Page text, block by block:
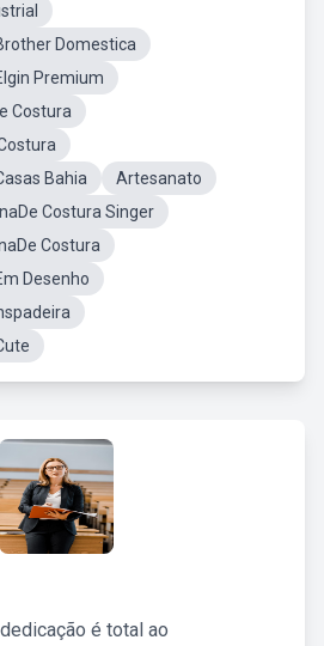
Domestica
Premium
Costura
Bahia
Artesanato
Costura Singer
Costura
Desenho
é total ao